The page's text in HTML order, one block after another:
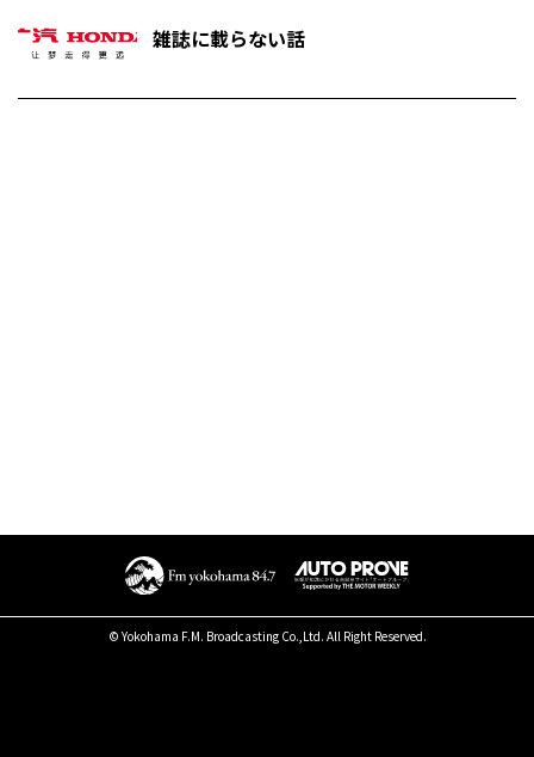
雑誌に載らない話
© Yokohama F.M. Broadcasting Co.,Ltd. All Right Reserved.